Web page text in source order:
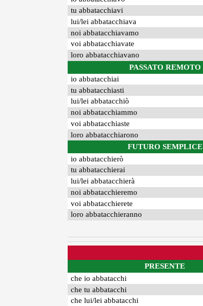
tu abbatacchiavi
lui/lei abbatacchiava
noi abbatacchiavamo
voi abbatacchiavate
loro abbatacchiavano
PASSATO REMOTO
io abbatacchiai
tu abbatacchiasti
lui/lei abbatacchiò
noi abbatacchiammo
voi abbatacchiaste
loro abbatacchiarono
FUTURO SEMPLICE
io abbatacchierò
tu abbatacchierai
lui/lei abbatacchierà
noi abbatacchieremo
voi abbatacchierete
loro abbatacchieranno
PRESENTE
che io abbatacchi
che tu abbatacchi
che lui/lei abbatacchi